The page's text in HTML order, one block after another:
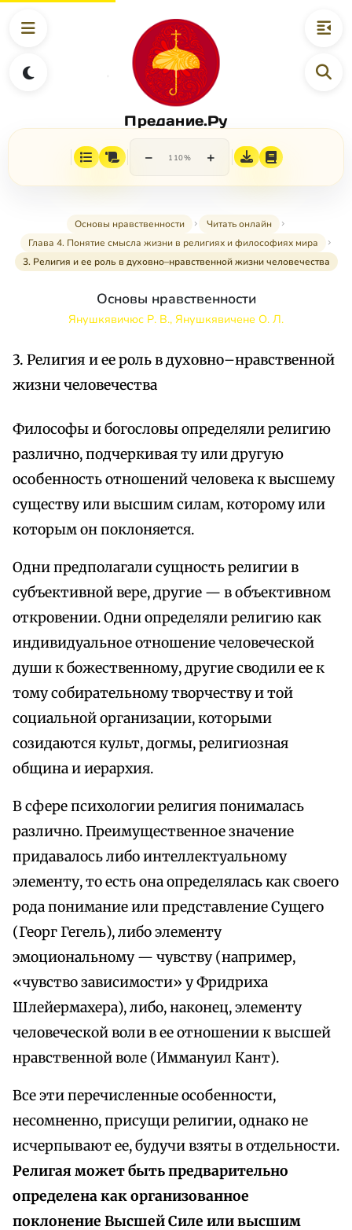
Предание.Ру
− 110% +
Основы нравственности
Читать онлайн
Глава 4. Понятие смысла жизни в религиях и философиях мира
3. Религия и ее роль в духовно–нравственной жизни человечества
Основы нравственности
Янушкявичюс Р. В., Янушкявичене О. Л.
3. Религия и ее роль в духовно–нравственной
жизни человечества
Философы и богословы определяли религию
различно, подчеркивая ту или другую
особенность отношений человека к высшему
существу или высшим силам, которому или
которым он поклоняется.
Одни предполагали сущность религии в
субъективной вере, другие — в объективном
откровении. Одни определяли религию как
индивидуальное отношение человеческой
души к божественному, другие сводили ее к
тому собирательному творчеству и той
социальной организации, которыми
созидаются культ, догмы, религиозная
община и иерархия.
В сфере психологии религия понималась
различно. Преимущественное значение
придавалось либо интеллектуальному
элементу, то есть она определялась как своего
рода понимание или представление Сущего
(Георг Гегель), либо элементу
эмоциональному — чувству (например,
«чувство зависимости» у Фридриха
Шлейермахера), либо, наконец, элементу
человеческой воли в ее отношении к высшей
нравственной воле (Иммануил Кант).
Все эти перечисленные особенности,
несомненно, присущи религии, однако не
исчерпывают ее, будучи взяты в отдельности.
Религая может быть предварительно
определена как организованное
поклонение Высшей Силе или высшим